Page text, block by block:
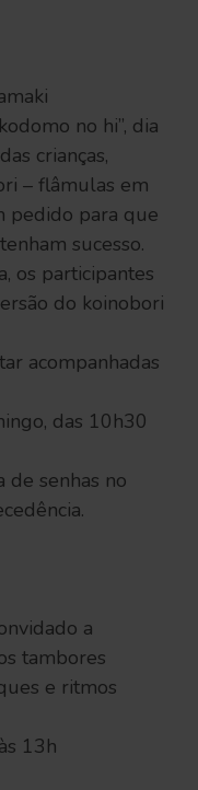
no hi”, dia
crianças,
– flâmulas em
pedido para que
sucesso.
os participantes
do koinobori
acompanhadas
das 10h30
senhas no
a
tambores
e ritmos
13h